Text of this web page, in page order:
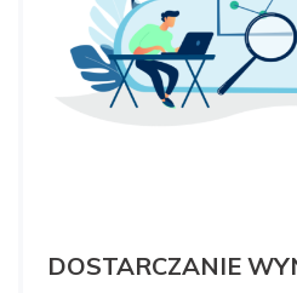
DOSTARCZANIE